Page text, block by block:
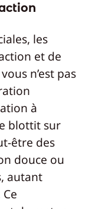
les
et de
n’est pas
à
blottit sur
être des
douce ou
autant